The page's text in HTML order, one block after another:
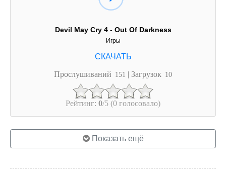
Devil May Cry 4 - Out Of Darkness
Игры
Прослушиваний 151 | Загрузок 10
Рейтинг: 0/5 (0 голосовало)
Показать ещё